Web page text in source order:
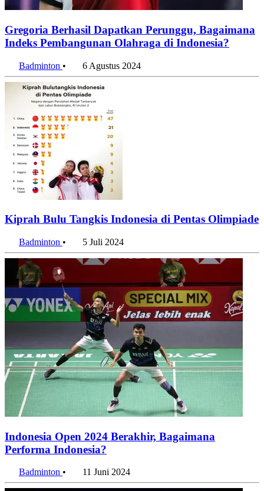
Gregoria Berhasil Dapatkan Perunggu, Bagaimana
Indeks Pembangunan Olahraga di Indonesia?
Badminton • 6 Agustus 2024
Kiprah Bulu Tangkis Indonesia di Pentas Olimpiade
Badminton • 5 Juli 2024
Indonesia Open 2024 Berakhir, Bagaimana
Performa Indonesia?
Badminton • 11 Juni 2024